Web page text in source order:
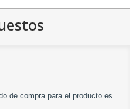
de compra para el producto es